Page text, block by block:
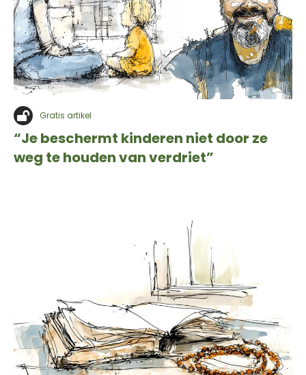
Gratis artikel
“Je beschermt kinderen niet door ze
weg te houden van verdriet”